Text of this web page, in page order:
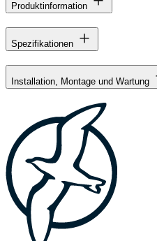
Produktinformation
Spezifikationen
Installation, Montage und Wartung